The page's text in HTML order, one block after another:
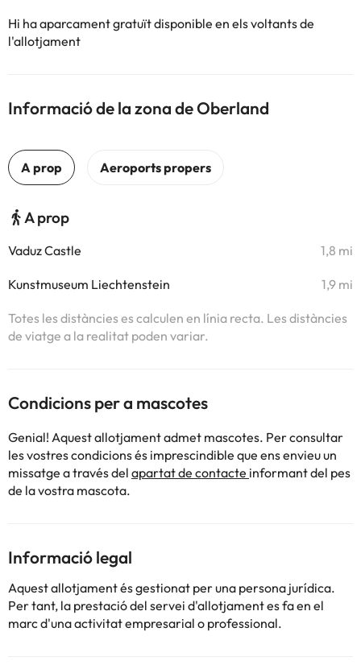
Hi ha aparcament gratuït disponible en els voltants de
l'allotjament
Informació de la zona de Oberland
A prop
Vaduz Castle 1,8 mi
Kunstmuseum Liechtenstein 1,9 mi
Totes les distàncies es calculen en línia recta. Les distàncies
de viatge a la realitat poden variar.
Condicions per a mascotes
Genial! Aquest allotjament admet mascotes. Per consultar
les vostres condicions és imprescindible que ens envieu un
missatge a través del apartat de contacte informant del pes
de la vostra mascota.
Informació legal
Aquest allotjament és gestionat per una persona jurídica.
Per tant, la prestació del servei d'allotjament es fa en el
marc d'una activitat empresarial o professional.